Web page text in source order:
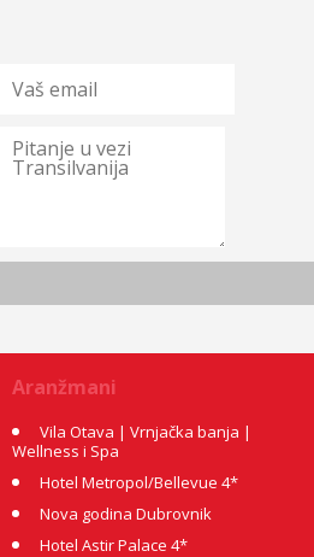
Aranžmani
Vila Otava | Vrnjačka banja |
Wellness i Spa
Hotel Metropol/Bellevue 4*
Nova godina Dubrovnik
Hotel Astir Palace 4*